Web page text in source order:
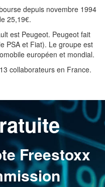
depuis novembre 1994
25,19€.
est Peugeot. Peugeot fait
PSA et Fiat). Le groupe est
européen et mondial.
collaborateurs en France.
Freestoxx